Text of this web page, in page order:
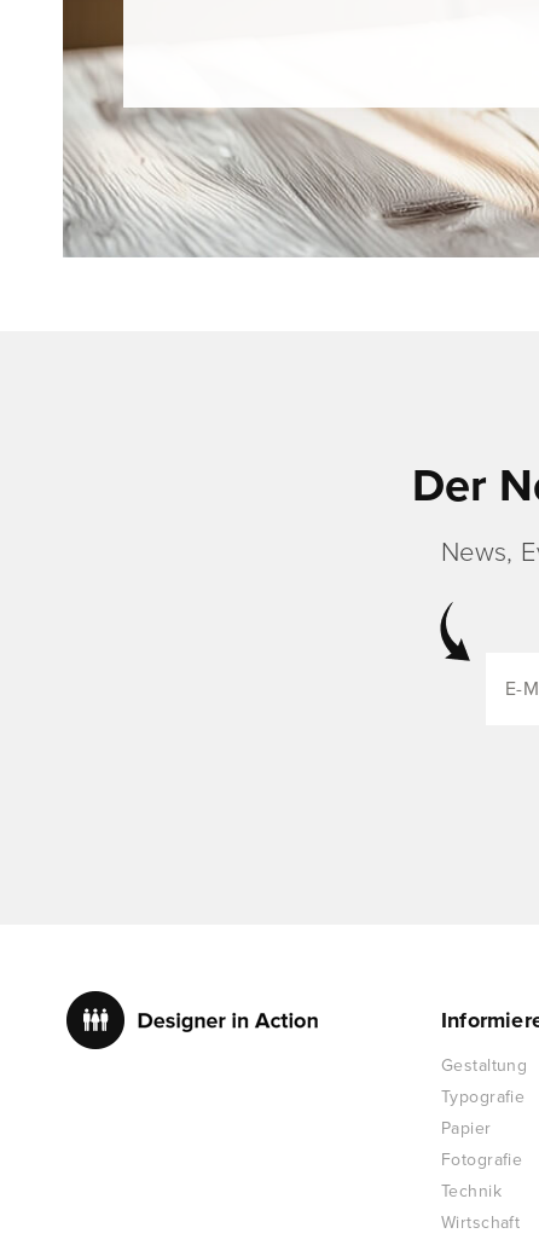
Der
News,
Gestaltung
Typografie
Papier
Fotografie
Technik
Wirtschaft